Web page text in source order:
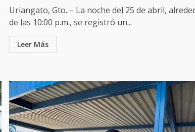
Uriangato, Gto. – La noche del 25 de abril,
de las 10:00 p.m., se registró un...
Leer Más